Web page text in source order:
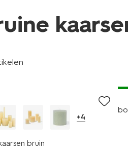
+4
bruin